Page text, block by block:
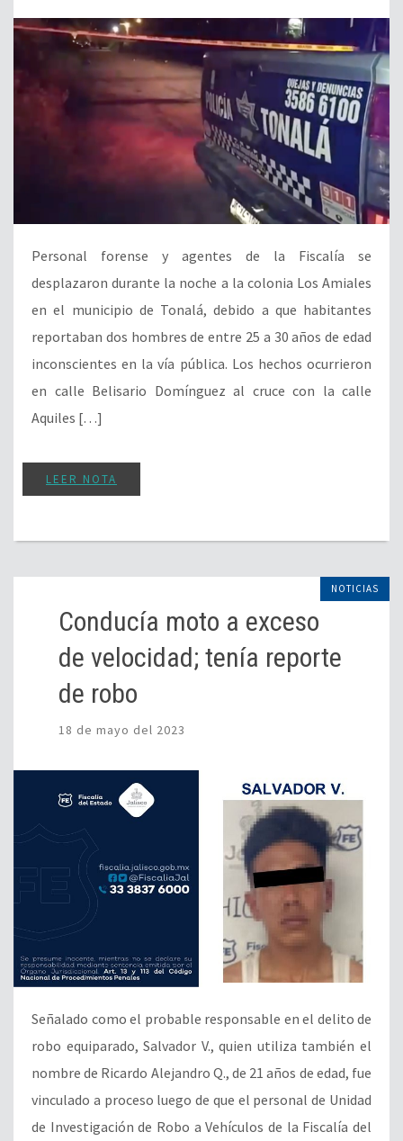
Personal forense y agentes de la Fiscalía se
desplazaron durante la noche a la colonia Los Amiales
en el municipio de Tonalá, debido a que habitantes
reportaban dos hombres de entre 25 a 30 años de edad
inconscientes en la vía pública. Los hechos ocurrieron
en calle Belisario Domínguez al cruce con la calle
Aquiles […]
LEER NOTA
NOTICIAS
Conducía moto a exceso
de velocidad; tenía reporte
de robo
18 de mayo del 2023
Señalado como el probable responsable en el delito de
robo equiparado, Salvador V., quien utiliza también el
nombre de Ricardo Alejandro Q., de 21 años de edad, fue
vinculado a proceso luego de que el personal de Unidad
de Investigación de Robo a Vehículos de la Fiscalía del